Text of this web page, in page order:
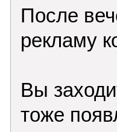
После
рекламу
Вы
тоже